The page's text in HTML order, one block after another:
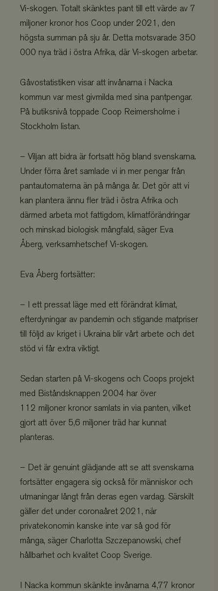
Vi-skogen. Totalt skänktes pant till ett värde av 7
miljoner kronor hos Coop under 2021, den
högsta summan på sju år. Detta motsvarade 350
000 nya träd i östra Afrika, där Vi-skogen arbetar.
Gåvostatistiken visar att invånarna i Nacka
kommun var mest givmilda med sina pantpengar.
På butiksnivå toppade Coop Reimersholme i
Stockholm listan.
– Viljan att bidra är fortsatt hög bland svenskarna.
Under förra året samlade vi in mer pengar från
pantautomaterna än på många år. Det gör att vi
kan plantera ännu fler träd i östra Afrika och
därmed arbeta mot fattigdom, klimatförändringar
och minskad biologisk mångfald, säger Eva
Åberg, verksamhetschef Vi-skogen.
Eva Åberg fortsätter:
– I ett pressat läge med ett förändrat klimat,
efterdyningar av pandemin och stigande matpriser
till följd av kriget i Ukraina blir vårt arbete och det
stöd vi får extra viktigt.
Sedan starten på Vi-skogens och Coops projekt
med Biståndsknappen 2004 har över
112 miljoner kronor samlats in via panten, vilket
gjort att över 5,6 miljoner träd har kunnat
planteras.
– Det är genuint glädjande att se att svenskarna
fortsätter engagera sig också för människor och
utmaningar långt från deras egen vardag. Särskilt
gäller det under coronaåret 2021, när
privatekonomin kanske inte var så god för
många, säger Charlotta Szczepanowski, chef
hållbarhet och kvalitet Coop Sverige.
I Nacka kommun skänkte invånarna 4,77 kronor